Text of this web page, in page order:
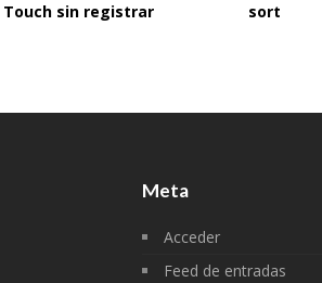
Touch sin registrar
sort
Meta
Acceder
Feed de entradas